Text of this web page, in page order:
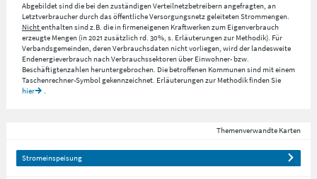
Abgebildet sind die bei den zuständigen Verteilnetzbetreibern angefragten, an
Letztverbraucher durch das öffentliche Versorgungsnetz geleiteten Strommengen.
Nichtenthalten sind z.B. die in firmeneigenen Kraftwerken zum Eigenverbrauch
erzeugte Mengen (in 2021 zusätzlich rd. 30%, s. Erläuterungen zur Methodik). Für
Verbandsgemeinden, deren Verbrauchsdaten nicht vorliegen, wird der landesweite
Endenergieverbrauch nach Verbrauchssektoren über Einwohner- bzw.
Beschäftigtenzahlen heruntergebrochen. Die betroffenen Kommunen sind mit einem
Taschenrechner-Symbol gekennzeichnet. Erläuterungen zur Methodik finden Sie
hier
.
Themenverwandte Karten
Stromeinspeisung